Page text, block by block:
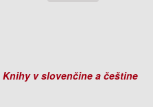
Knihy v slovenčine a češtine